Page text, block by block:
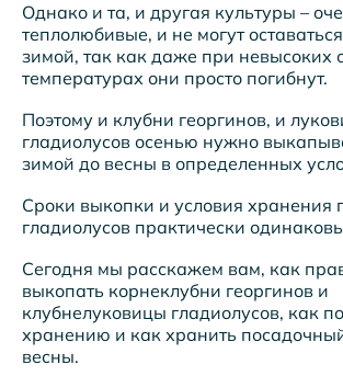
Однако и та, и другая культуры –
теплолюбивые, и не могут
зимой, так как даже при невысоких
температурах они просто погибнут.
Поэтому и клубни георгинов, и
гладиолусов осенью нужно
зимой до весны в определенных
Сроки выкопки и условия хранения
гладиолусов практически
Сегодня мы расскажем вам, как
выкопать корнеклубни георгинов и
клубнелуковицы гладиолусов, как
хранению и как хранить
весны.